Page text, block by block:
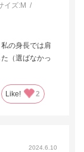
イズ:M
の身長では肩
（選ばなかっ
Like! 2
2024.6.10